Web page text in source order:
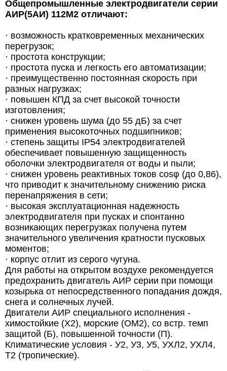
Общепромышленные электродвигатели серии
АИР(5АИ) 112М2 отличают:
· возможность кратковременных механических
перегрузок;
· простота конструкции;
· простота пуска и легкость его автоматизации;
· преимущественно постоянная скорость при
разных нагрузках;
· повышен КПД за счет высокой точности
изготовления;
· снижен уровень шума (до 55 дБ) за счет
применения высокоточных подшипников;
· степень защиты IP54 электродвигателей
обеспечивает повышенную защищенность
оболочки электродвигателя от воды и пыли;
· снижен уровень реактивных токов cosφ (до 0,86),
что приводит к значительному снижению риска
перенапряжения в сети;
· высокая эксплуатационная надежность
электродвигателя при пусках и спонтанно
возникающих перегрузках получена путем
значительного увеличения кратности пусковых
моментов;
· корпус отлит из серого чугуна.
Для работы на открытом воздухе рекомендуется
предохранить двигатель АИР серии при помощи
козырька от непосредственного попадания дождя,
снега и солнечных лучей.
Двигатели АИР специального исполнения -
химостойкие (Х2), морские (ОМ2), со встр. темп
защитой (Б), повышенной точности (П).
Климатические условия - У2, У3, У5, УХЛ2, УХЛ4,
Т2 (тропические).